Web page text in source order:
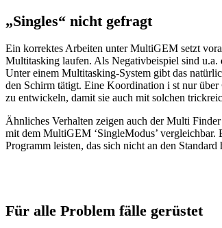
„Singles“ nicht gefragt
Ein korrektes Arbeiten unter MultiGEM setzt
Multitasking laufen. Als Negativbeispiel sind u.a.
Unter einem Multitasking-System gibt das
den Schirm tätigt. Eine Koordination i st nur
zu entwickeln, damit sie auch mit solchen
Ähnliches Verhalten zeigen auch der Multi
mit dem MultiGEM ‘SingleModus’
Programm leisten, das sich nicht an den Standard
Für alle Problem fälle gerüstet